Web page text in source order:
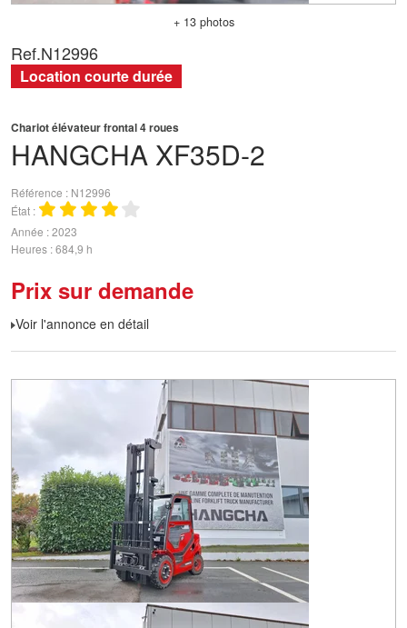
+ 13 photos
HANGCHA XF35D-2
Chariot élévateur frontal 4 roues
Référence
N12996
État
Année 2023
Heures 684,9 h
Prix sur demande
Voir l'annonce en détail
Ref.N12996
Location courte durée